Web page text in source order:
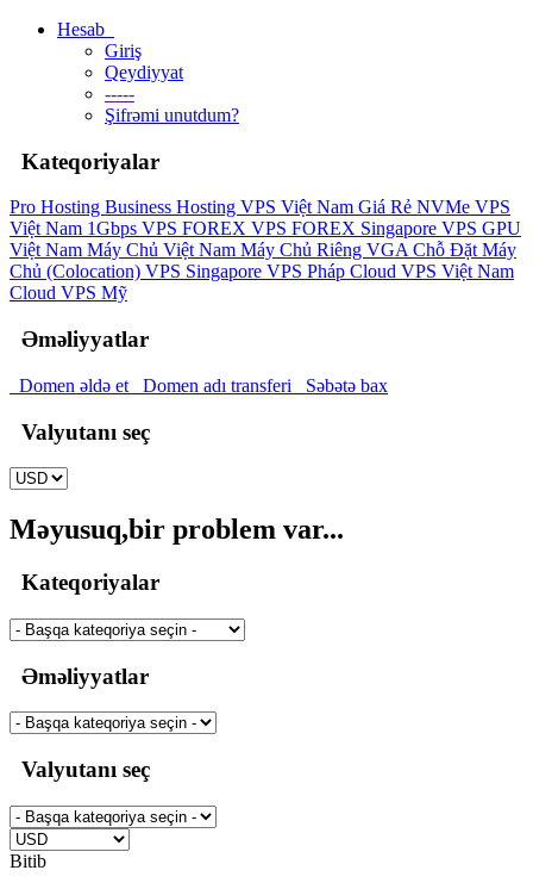
Hesab
Giriş
Qeydiyyat
-----
Şifrəmi unutdum?
Kateqoriyalar
Pro Hosting Business Hosting VPS Việt Nam Giá Rẻ NVMe VPS
Việt Nam 1Gbps VPS FOREX VPS FOREX Singapore VPS GPU
Việt Nam Máy Chủ Việt Nam Máy Chủ Riêng VGAChỗ Đặt Máy
Chủ (Colocation) VPS Singapore VPS Pháp Cloud VPS Việt Nam
Cloud VPS Mỹ
Əməliyyatlar
Domen əldə et Domen adı transferi Səbətə bax
Valyutanı seç
Məyusuq,bir problem var...
Kateqoriyalar
Əməliyyatlar
Valyutanı seç
Bitib